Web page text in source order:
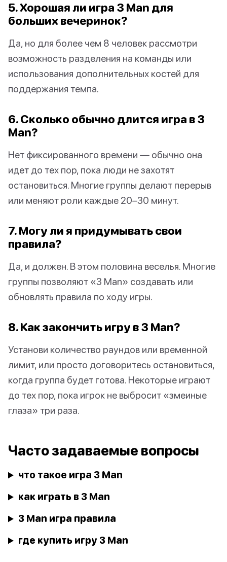
5. Хорошая ли игра 3 Man для
больших вечеринок?
Да, но для более чем 8 человек рассмотри
возможность разделения на команды или
использования дополнительных костей для
поддержания темпа.
6. Сколько обычно длится игра в 3
Man?
Нет фиксированного времени — обычно она
идет до тех пор, пока люди не захотят
остановиться. Многие группы делают перерыв
или меняют роли каждые 20–30 минут.
7. Могу ли я придумывать свои
правила?
Да, и должен. В этом половина веселья. Многие
группы позволяют «3 Man» создавать или
обновлять правила по ходу игры.
8. Как закончить игру в 3 Man?
Установи количество раундов или временной
лимит, или просто договоритесь остановиться,
когда группа будет готова. Некоторые играют
до тех пор, пока игрок не выбросит «змеиные
глаза» три раза.
Часто задаваемые вопросы
что такое игра 3 Man
как играть в 3 Man
3 Man игра правила
где купить игру 3 Man